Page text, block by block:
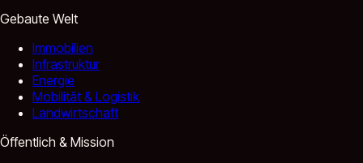
Gebaute Welt
Immobilien
Infrastruktur
Energie
Mobilität & Logistik
Landwirtschaft
Öffentlich & Mission